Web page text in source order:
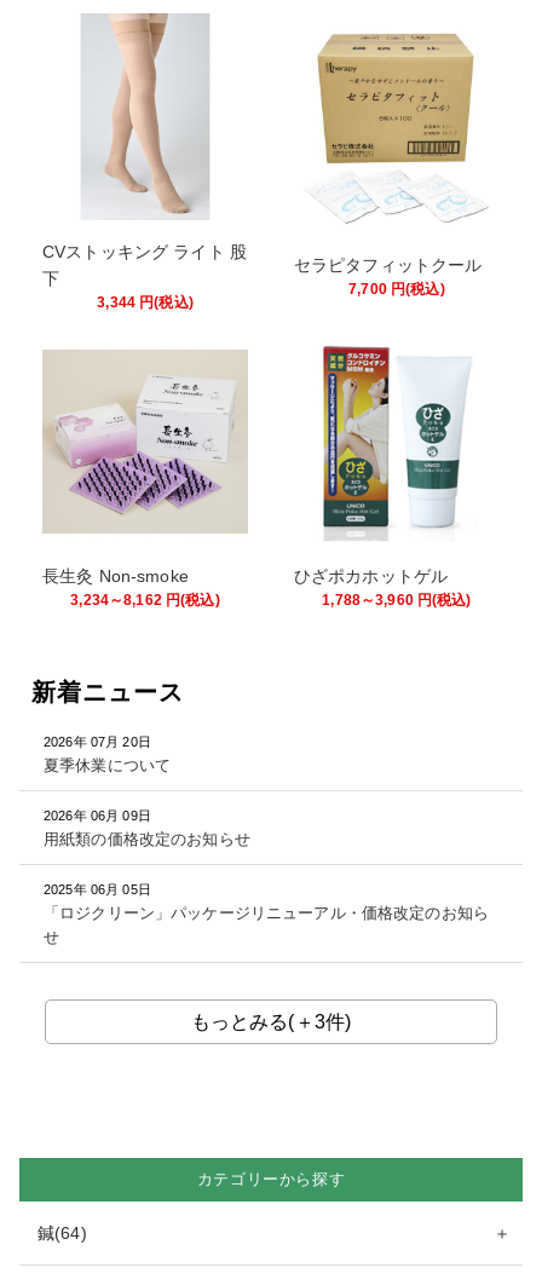
CVストッキング ライト 股
下
3,344円(税込)
セラピタフィットクール
7,700円(税込)
長生灸 Non-smoke
3,234～8,162 円(税込)
ひざポカホットゲル
1,788～3,960円(税込)
新着ニュース
2026年 07月 20日
夏季休業について
2026年 06月 09日
用紙類の価格改定のお知らせ
2025年 06月 05日
「ロジクリーン」パッケージリニューアル・価格改定のお知ら
せ
もっとみる(＋3件)
カテゴリーから探す
鍼(64) ＋